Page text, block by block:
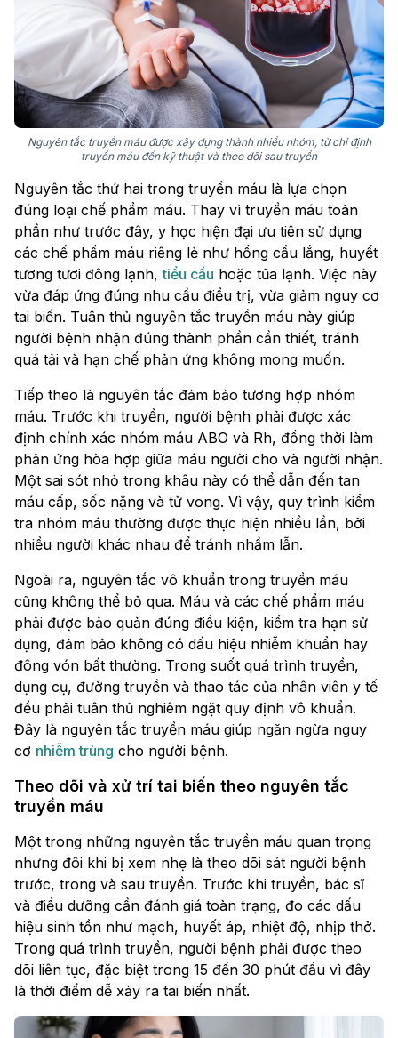
Nguyên tắc truyền máu được xây dựng thành nhiều nhóm, từ chỉ định
truyền máu đến kỹ thuật và theo dõi sau truyền
Nguyên tắc thứ hai trong truyền máu là lựa chọn
đúng loại chế phẩm máu. Thay vì truyền máu toàn
phần như trước đây, y học hiện đại ưu tiên sử dụng
các chế phẩm máu riêng lẻ như hồng cầu lắng, huyết
tương tươi đông lạnh,tiểu cầu hoặc tủa lạnh. Việc này
vừa đáp ứng đúng nhu cầu điều trị, vừa giảm nguy cơ
tai biến. Tuân thủ nguyên tắc truyền máu này giúp
người bệnh nhận đúng thành phần cần thiết, tránh
quá tải và hạn chế phản ứng không mong muốn.
Tiếp theo là nguyên tắc đảm bảo tương hợp nhóm
máu. Trước khi truyền, người bệnh phải được xác
định chính xác nhóm máu ABO và Rh, đồng thời làm
phản ứng hòa hợp giữa máu người cho và người nhận.
Một sai sót nhỏ trong khâu này có thể dẫn đến tan
máu cấp, sốc nặng và tử vong. Vì vậy, quy trình kiểm
tra nhóm máu thường được thực hiện nhiều lần, bởi
nhiều người khác nhau để tránh nhầm lẫn.
Ngoài ra, nguyên tắc vô khuẩn trong truyền máu
cũng không thể bỏ qua. Máu và các chế phẩm máu
phải được bảo quản đúng điều kiện, kiểm tra hạn sử
dụng, đảm bảo không có dấu hiệu nhiễm khuẩn hay
đông vón bất thường. Trong suốt quá trình truyền,
dụng cụ, đường truyền và thao tác của nhân viên y tế
đều phải tuân thủ nghiêm ngặt quy định vô khuẩn.
Đây là nguyên tắc truyền máu giúp ngăn ngừa nguy
cơ nhiễm trùng cho người bệnh.
Theo dõi và xử trí tai biến theo nguyên tắc
truyền máu
Một trong những nguyên tắc truyền máu quan trọng
nhưng đôi khi bị xem nhẹ là theo dõi sát người bệnh
trước, trong và sau truyền. Trước khi truyền, bác sĩ
và điều dưỡng cần đánh giá toàn trạng, đo các dấu
hiệu sinh tồn như mạch, huyết áp, nhiệt độ, nhịp thở.
Trong quá trình truyền, người bệnh phải được theo
dõi liên tục, đặc biệt trong 15 đến 30 phút đầu vì đây
là thời điểm dễ xảy ra tai biến nhất.